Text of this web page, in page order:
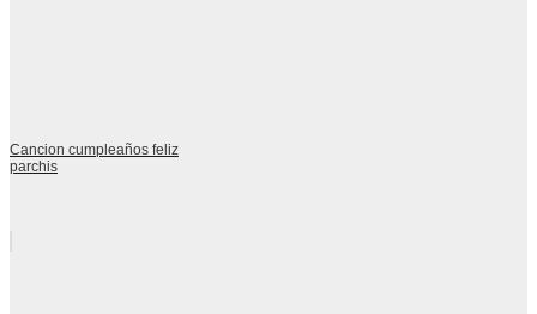
Cancion cumpleaños feliz
parchis